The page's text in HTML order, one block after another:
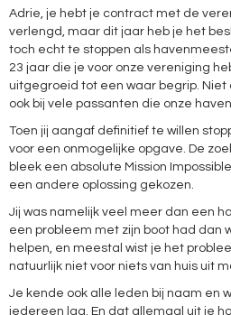
Adrie, je hebt je contract met de
verlengd, maar dit jaar heb je het
toch echt te stoppen als
23 jaar die je voor onze vereniging
uitgegroeid tot een waar begrip. Niet
ook bij vele passanten die onze
Toen jij aangaf definitief te willen
voor een onmogelijke opgave. De
bleek een absolute Mission
een andere oplossing gekozen.
Jij was namelijk veel meer dan een
een probleem met zijn boot had dan
helpen, en meestal wist je het
natuurlijk niet voor niets van huis uit
Je kende ook alle leden bij naam en
iedereen lag. En dat allemaal uit je